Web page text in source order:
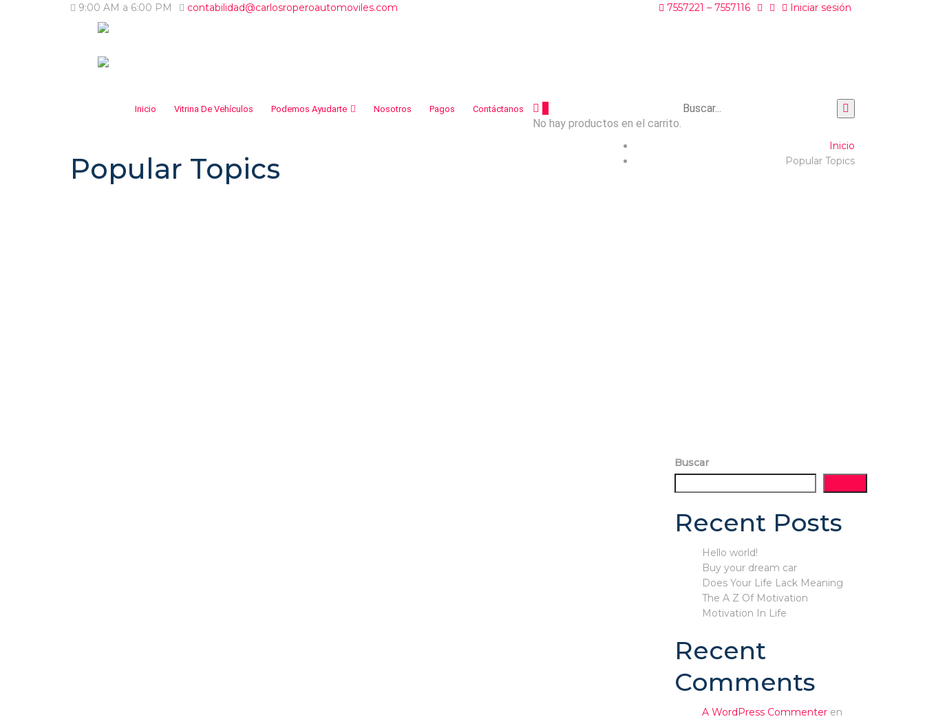
9:00 AM a 6:00 PM contabilidad@carlosroperoautomoviles.com 7557221 – 7557116 Iniciar sesión
Inicio Vitrina De Vehículos Podemos Ayudarte Nosotros Pagos Contáctanos
No hay productos en el carrito.
Popular Topics
Inicio
Popular Topics
Buscar
Recent Posts
Hello world!
Buy your dream car
Does Your Life Lack Meaning
The A Z Of Motivation
Motivation In Life
Recent
Comments
A WordPress Commenteren